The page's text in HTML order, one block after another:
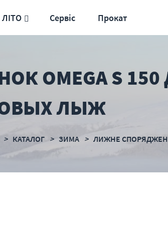
ЛІТО Сервіс Прокат
OMEGA S
ЛЫЖ
КАТАЛОГ ЗИМА ЛИЖНЕ